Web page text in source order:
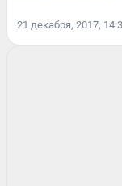
21 декабря, 2017,